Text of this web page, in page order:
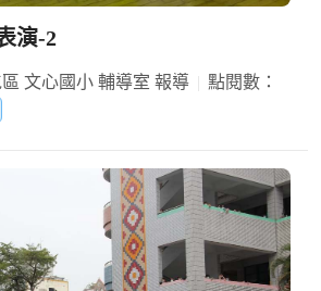
演-2
文心國小 輔導室 報導
點閱數：